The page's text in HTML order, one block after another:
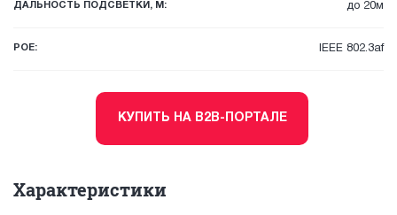
ДАЛЬНОСТЬ ПОДСВЕТКИ, М: до 20м
POE: IEEE 802.3af
КУПИТЬ НА B2B-ПОРТАЛЕ
Характеристики